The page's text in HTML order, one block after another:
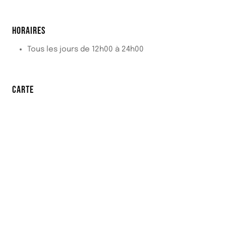
HORAIRES
Tous les jours de 12h00 à 24h00
CARTE